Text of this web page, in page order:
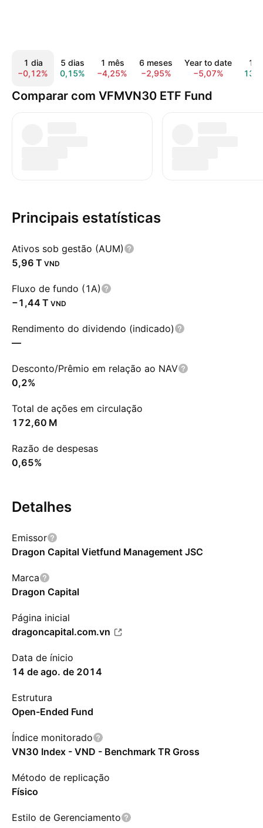
1 dia
−0,12%
5 dias
0,15%
1 mês
−4,25%
6 meses
−2,95%
Year to date
−5,07%
1
Comparar com VFMVN30 ETF Fund
Principais estatísticas
Ativos sob gestão (AUM)
‪5,96 T‬ VND
Fluxo de fundo (1A)
‪−1,44 T‬ VND
Rendimento do dividendo (indicado)
—
Desconto/Prêmio em relação ao NAV
0,2%
Total de ações em circulação
‪172,60 M‬
Razão de despesas
0,65%
Detalhes
Emissor
Dragon Capital Vietfund Management JSC
Marca
Dragon Capital
Página inicial
dragoncapital.com.vn
Data de ínicio
14 de ago. de 2014
Estrutura
Open-Ended Fund
Índice monitorado
VN30 Index - VND - Benchmark TR Gross
Método de replicação
Físico
Estilo de Gerenciamento